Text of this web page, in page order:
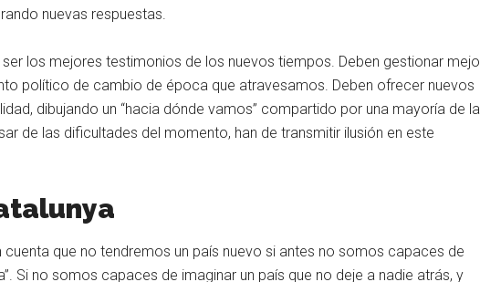
nuevas respuestas.
los mejores testimonios de los nuevos tiempos. Deben gestionar
político de cambio de época que atravesamos. Deben ofrecer nuevos
dibujando un “hacia dónde vamos” compartido por una mayoría de la
de las dificultades del momento, han de transmitir ilusión en este
cuenta que no tendremos un país nuevo si antes no somos capaces de
Si no somos capaces de imaginar un país que no deje a nadie atrás, y